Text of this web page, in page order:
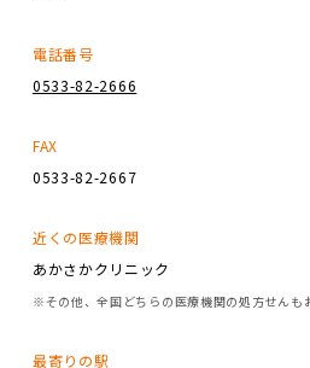
電話番号
0533-82-2666
FAX
0533-82-2667
近くの医療機関
あかさかクリニック
※その他、全国どちらの医療機関の処方せんも
最寄りの駅